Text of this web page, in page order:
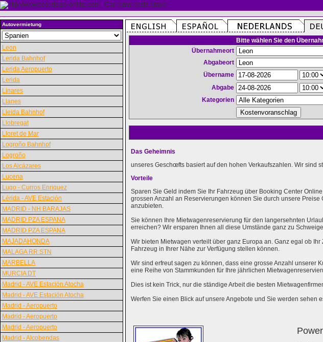
Autovermietung
Leon
Lerida Bahnhof
Lerida Aeropuerto
Lerida
Linares
Llanes
Lleida Bahnhof
Llobregat
Lloret de Mar
Logroño Bahnhof
Logroño
Los Alcázares
Lucena
Lugo - Curros Enriquez
Lérida - AVE Estación
MADRID - NH BARAJAS
MADRID PZA ESPANA
MADRID PZA ESPANA
MAJADAHONDA
MALAGA RR STN
MARBELLA
MURCIA DT
Madrid - AVE Estación Atocha
Madrid - AVE Estación Atocha
Madrid - Aeropuerto
Madrid - Aeropuerto
Madrid - Aeropuerto
Madrid - Alcobendas
Bitte wählen Sie den
Übernahmeort
Abgabeort
Übername
Abgabe
Kategorien
Das Geheimnis
unseres Geschœfts basiert auf den hohen Verkaufszahlen. Wir sind
Vorteile
Sparen Sie Geld indem Sie Ihr Fahrzeug über Booking Center
grossen Anzahl an Reservierungen können Sie durch unsere
anzubieten.
Sie können Ihre Mietwagenreservierung für den langersehnten
erreichen? Wir ersparen Ihnen all diese Umstände ganz zu
Wir bieten Mietwagen verteilt über ganz Europa an. Ganz egal ob
Fahrzeug in Ihrer Nähe zur Verfügung stellen können.
Wir sind erfreut sagen zu können, dass eine grosse Anzahl unserer
eine Reihe von Stammkunden für Ihre jährlichen
Dies ist kein Trick, nur die ständige Arbeit die besten
Werfen Sie einen Blick auf unsere Angebote und Sie werden sehen